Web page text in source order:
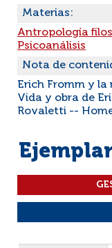
Materias:
Antropología
Psicoanálisis
Nota de
Erich Fromm y la
Vida y obra de
Rovaletti --